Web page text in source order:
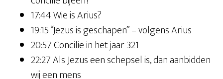
17:44 Wie is Arius?
19:15 “Jezus is geschapen” – volgens Arius
20:57 Concilie in het jaar 321
22:27 Als Jezus een schepsel is, dan aanbidden
wij een mens